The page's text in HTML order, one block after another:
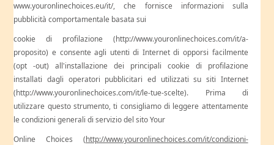
www.youronlinechoices.eu/it/, che fornisce informazioni sulla
pubblicità comportamentale basata sui
cookie di profilazione (http://www.youronlinechoices.com/it/a-
proposito) e consente agli utenti di Internet di opporsi facilmente
(opt -out) all'installazione dei principali cookie di profilazione
installati dagli operatori pubblicitari ed utilizzati su siti Internet
(http://www.youronlinechoices.com/it/le-tue-scelte). Prima di
utilizzare questo strumento, ti consigliamo di leggere attentamente
le condizioni generali di servizio del sito Your
Online Choices (http://www.youronlinechoices.com/it/condizioni-